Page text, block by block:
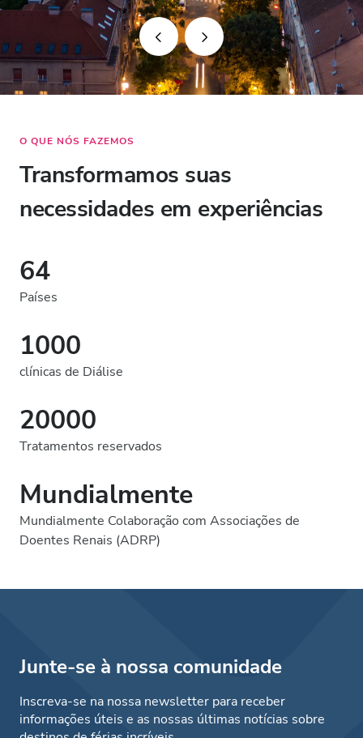
O QUE NÓS FAZEMOS
Transformamos suas
necessidades em experiências
64
Países
1000
clínicas de Diálise
20000
Tratamentos reservados
Mundialmente
Mundialmente Colaboração com Associações de
Doentes Renais (ADRP)
Junte-se à nossa comunidade
Inscreva-se na nossa newsletter para receber
informações úteis e as nossas últimas notícias sobre